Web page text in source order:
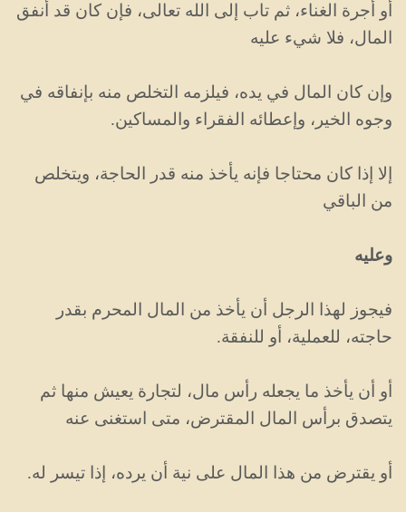
أو أجرة الغناء، ثم تاب إلى الله تعالى، فإن كان قد أنفق
المال، فلا شيء عليه
وإن كان المال في يده، فيلزمه التخلص منه بإنفاقه في
وجوه الخير، وإعطائه الفقراء والمساكين.
إلا إذا كان محتاجا فإنه يأخذ منه قدر الحاجة، ويتخلص
من الباقي
وعليه
فيجوز لهذا الرجل أن يأخذ من المال المحرم بقدر
حاجته، للعملية، أو للنفقة.
أو أن يأخذ ما يجعله رأس مال، لتجارة يعيش منها ثم
يتصدق برأس المال المقترض، متى استغنى عنه
أو يقترض من هذا المال على نية أن يرده، إذا تيسر له.